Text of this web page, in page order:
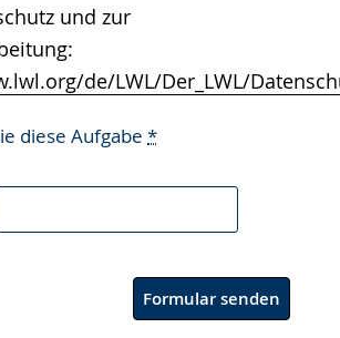
und zur
de/LWL/Der_LWL/
diese Aufgabe *
Formular senden